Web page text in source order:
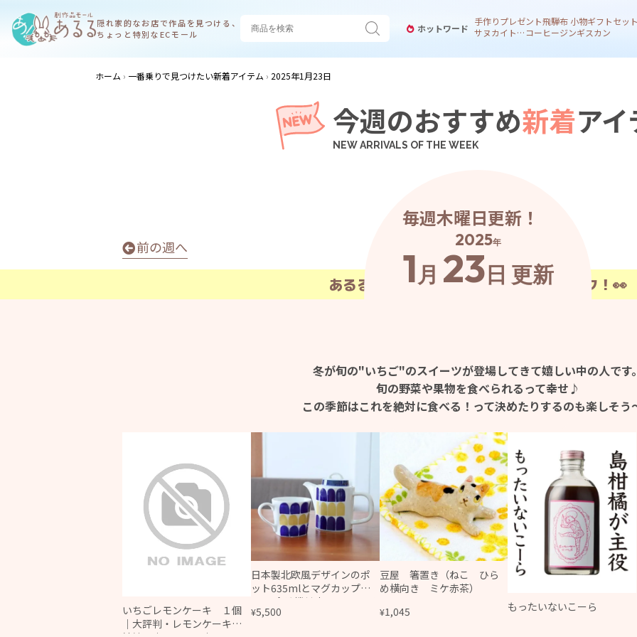
隠れ家的なお店で作品を見つける、
ちょっと特別なECモール
ホットワード
手作りプレゼント飛騨布 小物ギフトセッ
サヌカイト 風鈴コーヒージンギスカン
ホーム 一番乗りで見つけたい新着アイテム 2025年1月23日
今週のおすすめ新着ア
前の週へ
毎週木曜日更新！
2025年
1月 23日 更新
あるる 新アイ テムは ここからチ ク ！ 👀
冬が旬の"いちご"のスイーツが登場してきて嬉しい中の人です
旬の野菜や果物を食べられるって幸せ♪
この季節はこれを絶対に食べる！って決めたりするのも楽しそう
いちごレモンケーキ １個
｜大評判・レモンケーキの
日本製北欧風デザインのポ
ット635mlとマグカップセ
ット/食洗機対応 電子レンジ
対応
¥5,500
豆屋 箸置き（ねこ ひら
め横向き ミケ赤茶）
¥1,045 もったいないこーら